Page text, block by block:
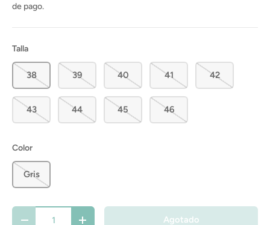
de pago.
Talla
38 39 40 41 42
43 44 45 46
Color
Gris
Agotado